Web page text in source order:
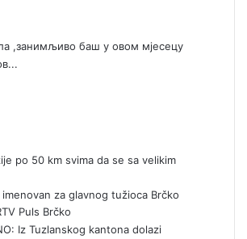
,занимљиво баш у овом мјесецу
po 50 km svima da se sa velikim
za glavnog tužioca Brčko
Puls Brčko
Iz Tuzlanskog kantona dolazi